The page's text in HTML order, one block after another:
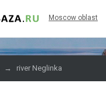
Moscow oblast
→ river Neglinka